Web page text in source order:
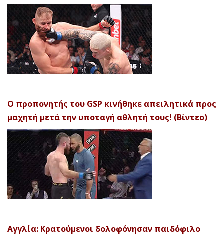
Ο προπονητής του GSP κινήθηκε απειλητικά προς
μαχητή μετά την υποταγή αθλητή τους! (Βίντεο)
Αγγλία: Κρατούμενοι δολοφόνησαν παιδόφιλο